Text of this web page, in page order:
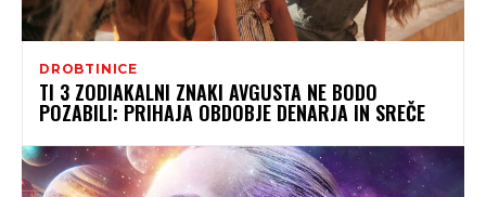
DROBTINICE
TI 3 ZODIAKALNI ZNAKI AVGUSTA NE BODO
POZABILI: PRIHAJA OBDOBJE DENARJA IN SREČE